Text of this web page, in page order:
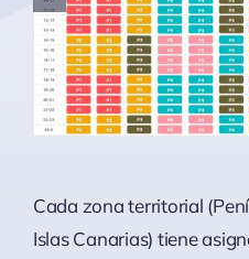
Cada zona territorial
Islas Canarias) tiene